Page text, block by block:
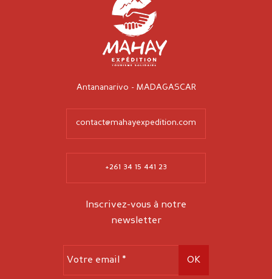
Antananarivo - MADAGASCAR
contact@mahayexpedition.com
+261 34 15 441 23
Inscrivez-vous à notre
newsletter